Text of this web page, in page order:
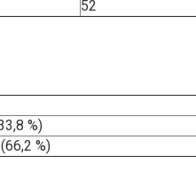
52
%)
%)